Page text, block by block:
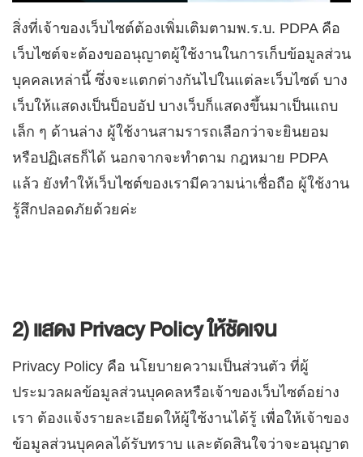
สิ่งที่เจ้าของเว็บไซต์ต้องเพิ่มเติมตามพ.ร.บ. PDPA คือ
เว็บไซต์จะต้องขออนุญาตผู้ใช้งานในการเก็บข้อมูลส่วน
บุคคลเหล่านี้ ซึ่งจะแตกต่างกันไปในแต่ละเว็บไซต์ บาง
เว็บให้แสดงเป็นป็อบอัป บางเว็บก็แสดงขึ้นมาเป็นแถบ
เล็ก ๆ ด้านล่าง ผู้ใช้งานสามรารถเลือกว่าจะยินยอม
หรือปฏิเสธก็ได้ นอกจากจะทำตาม กฎหมาย PDPA
แล้ว ยังทำให้เว็บไซต์ของเรามีความน่าเชื่อถือ ผู้ใช้งาน
รู้สึกปลอดภัยด้วยค่ะ
2) แสดง Privacy Policy ให้ชัดเจน
Privacy Policy คือ นโยบายความเป็นส่วนตัว ที่ผู้
ประมวลผลข้อมูลส่วนบุคคลหรือเจ้าของเว็บไซต์อย่าง
เรา ต้องแจ้งรายละเอียดให้ผู้ใช้งานได้รู้ เพื่อให้เจ้าของ
ข้อมูลส่วนบุคคลได้รับทราบ และตัดสินใจว่าจะอนุญาต